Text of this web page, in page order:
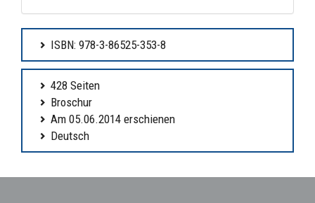
ISBN: 978-3-86525-353-8
428 Seiten
Broschur
Am 05.06.2014 erschienen
Deutsch